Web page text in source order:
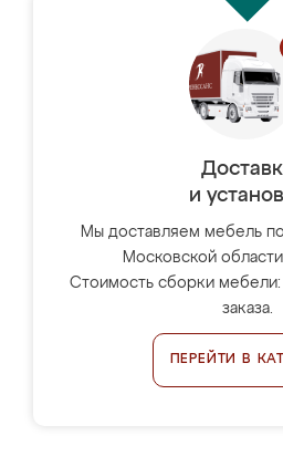
и
Мы доставляем мебель
Московской
Стоимость сборки
заказа.
ПЕРЕЙТИ В